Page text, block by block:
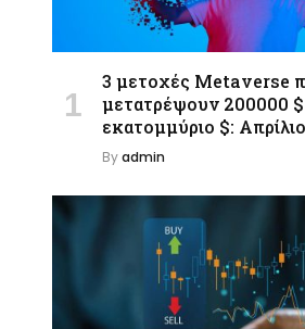
3 μετοχές Metaverse
μετατρέψουν 200000 $
εκατομμύριο $:
Byadmin